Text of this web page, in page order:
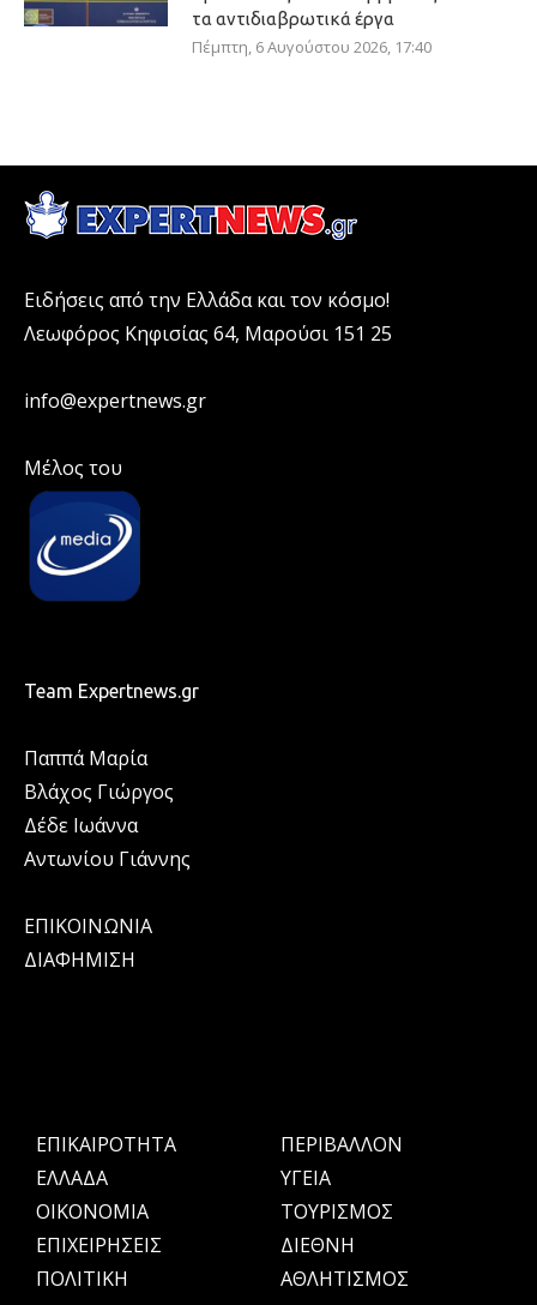
τα αντιδιαβρωτικά έργα
Πέμπτη, 6 Αυγούστου 2026, 17:40
Ειδήσεις από την Ελλάδα και τον κόσμο!
Λεωφόρος Κηφισίας 64, Μαρούσι 151 25
info@expertnews.gr
Μέλος του
Team Expertnews.gr
Παππά Μαρία
Βλάχος Γιώργος
Δέδε Ιωάννα
Αντωνίου Γιάννης
ΕΠΙΚΟΙΝΩΝΙΑ
ΔΙΑΦΗΜΙΣΗ
ΕΠΙΚΑΙΡΟΤΗΤΑ
ΕΛΛΑΔΑ
OIKONOMIA
ΕΠΙΧΕΙΡΗΣΕΙΣ
ΠΟΛΙΤΙΚΗ
ΠΕΡΙΒΑΛΛΟΝ
ΥΓΕΙΑ
ΤΟΥΡΙΣΜΟΣ
ΔΙΕΘΝΗ
ΑΘΛΗΤΙΣΜΟΣ